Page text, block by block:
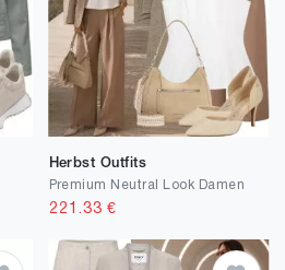
Herbst Outfits
Premium Neutral Look Damen
221.33 €